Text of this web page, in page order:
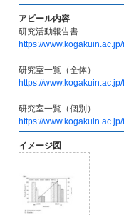
アピール内容
研究活動報告書
https://
研究室一覧（全体）
https://
研究室一覧（個別）
https://
イメージ図